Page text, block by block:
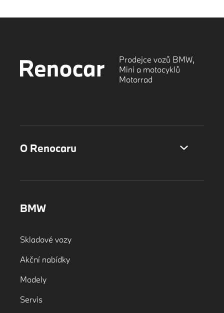
Prodejce vozů BMW,
Mini a motocyklů
Motorrad
O Renocaru
BMW
Skladové vozy
Akční nabídky
Modely
Servis